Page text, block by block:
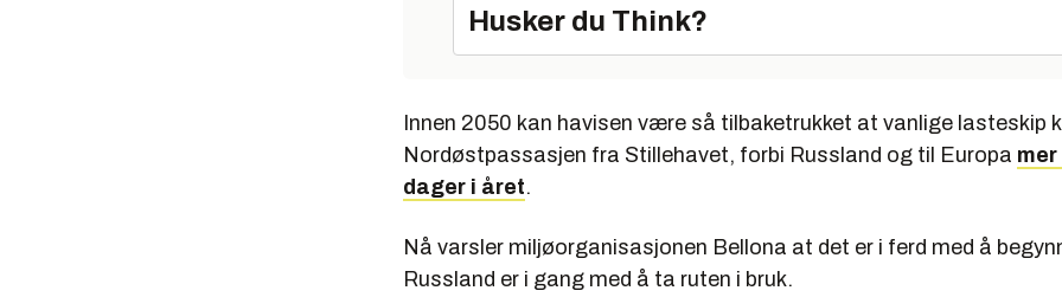
Husker du Think?
Innen 2050 kan havisen være så tilbaketrukket at vanlige lasteskip
Nordøstpassasjen fra Stillehavet, forbi Russland og til Europa mer
dager i året.
Nå varsler miljøorganisasjonen Bellona at det er i ferd med å
Russland er i gang med å ta ruten i bruk.